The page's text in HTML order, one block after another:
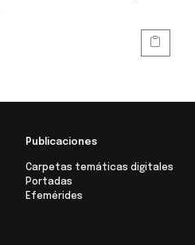
Publicaciones
Carpetas temáticas digitales
Portadas
Efemérides